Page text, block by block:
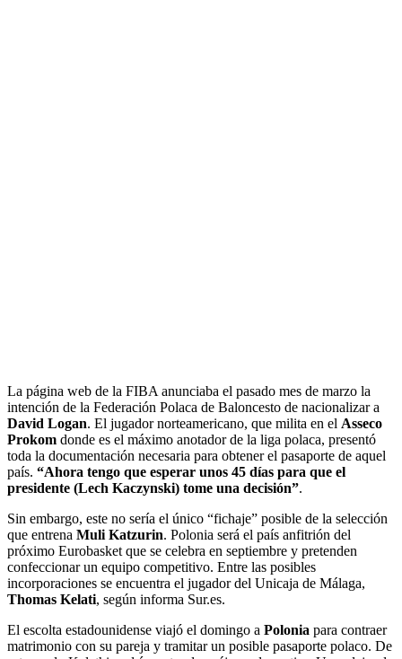
La página web de la FIBA anunciaba el pasado mes de marzo la
intención de la Federación Polaca de Baloncesto de nacionalizar a
David Logan. El jugador norteamericano, que milita en el Asseco
Prokom donde es el máximo anotador de la liga polaca, presentó
toda la documentación necesaria para obtener el pasaporte de aquel
país. “Ahora tengo que esperar unos 45 días para que el
presidente (Lech Kaczynski) tome una decisión”.
Sin embargo, este no sería el único “fichaje” posible de la selección
que entrena Muli Katzurin. Polonia será el país anfitrión del
próximo Eurobasket que se celebra en septiembre y pretenden
confeccionar un equipo competitivo. Entre las posibles
incorporaciones se encuentra el jugador del Unicaja de Málaga,
Thomas Kelati, según informa Sur.es.
El escolta estadounidense viajó el domingo a Polonia para contraer
matrimonio con su pareja y tramitar un posible pasaporte polaco. De